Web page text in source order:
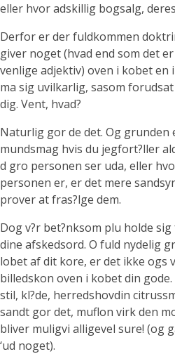
eller hvor adskillig bogsalg,
Derfor er der fuldkommen
giver noget (hvad end som det
venlige adjektiv) oven i kobet
ma sig uvilkarlig, sasom
dig. Vent, hvad?
Naturlig gor de det. Og grunden
mundsmag hvis du jegfort?ller
d gro personen ser uda, eller
personen er, er det mere
prover at fras?lge dem.
Dog v?r bet?nksom plu holde
dine afskedsord. O fuld nydelig
lobet af dit kore, er det ikke ogs
billedskon oven i kobet din
stil, kl?de, herredshovdin
sandt gor det, muflon virk den
bliver muligvi alligevel sure! (og
‘ud noget).